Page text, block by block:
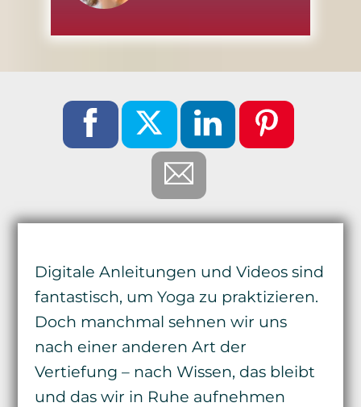
Digitale Anleitungen und Videos sind
fantastisch, um Yoga zu praktizieren.
Doch manchmal sehnen wir uns
nach einer anderen Art der
Vertiefung – nach Wissen, das bleibt
und das wir in Ruhe aufnehmen